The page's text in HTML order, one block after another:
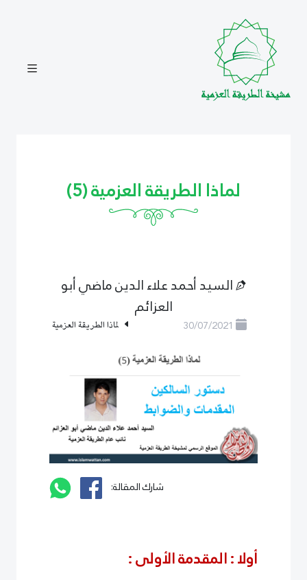
لماذا الطريقة العزمية (5)
السيد أحمد علاء الدين ماضي أبو
العزائم
30/07/2021 لماذا الطريقة العزمية
شارك المقالة:
أولا : المقدمة الأولى :